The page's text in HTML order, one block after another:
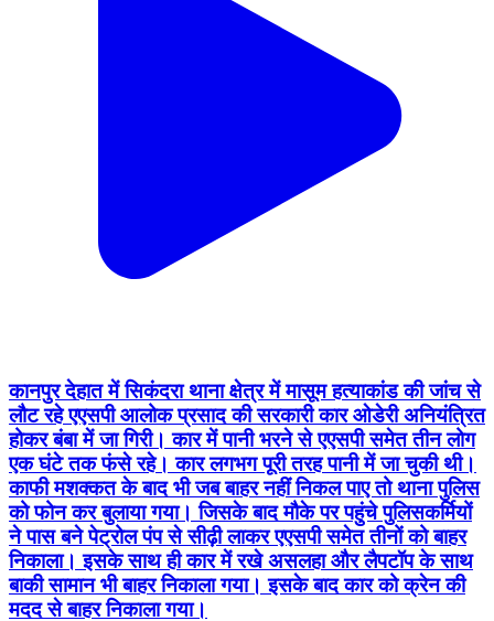
कानपुर देहात में सिकंदरा थाना क्षेत्र में मासूम हत्याकांड की जांच से
लौट रहे एएसपी आलोक प्रसाद की सरकारी कार ओडेरी अनियंत्रित
होकर बंबा में जा गिरी। कार में पानी भरने से एएसपी समेत तीन लोग
एक घंटे तक फंसे रहे। कार लगभग पूरी तरह पानी में जा चुकी थी।
काफी मशक्कत के बाद भी जब बाहर नहीं निकल पाए तो थाना पुलिस
को फोन कर बुलाया गया। जिसके बाद मौके पर पहुंचे पुलिसकर्मियों
ने पास बने पेट्रोल पंप से सीढ़ी लाकर एएसपी समेत तीनों को बाहर
निकाला। इसके साथ ही कार में रखे असलहा और लैपटॉप के साथ
बाकी सामान भी बाहर निकाला गया। इसके बाद कार को क्रेन की
मदद से बाहर निकाला गया।